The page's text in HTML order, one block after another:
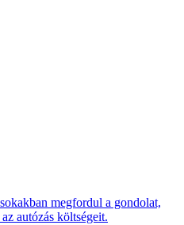
megfordul a gondolat,
autózás költségeit.